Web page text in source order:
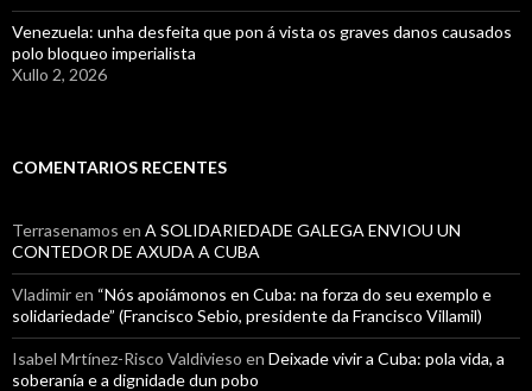
Venezuela: unha desfeita que pon á vista os graves danos causados
polo bloqueo imperialista
Xullo 2, 2026
COMENTARIOS RECENTES
Terrasenamos en A SOLIDARIEDADE GALEGA ENVIOU UN
CONTEDOR DE AXUDA A CUBA
Vladimiren “Nós apoiámonos en Cuba: na forza do seu exemplo e
solidariedade” (Francisco Sebio, presidente da Francisco Villamil)
Isabel Mrtínez-Risco Valdivieso en Deixade vivir a Cuba: pola vida, a
soberanía e a dignidade dun pobo